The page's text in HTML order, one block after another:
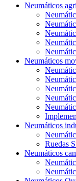
Neumáticos
Neumáticos
Neumáticos
Ruedas
Neumáticos